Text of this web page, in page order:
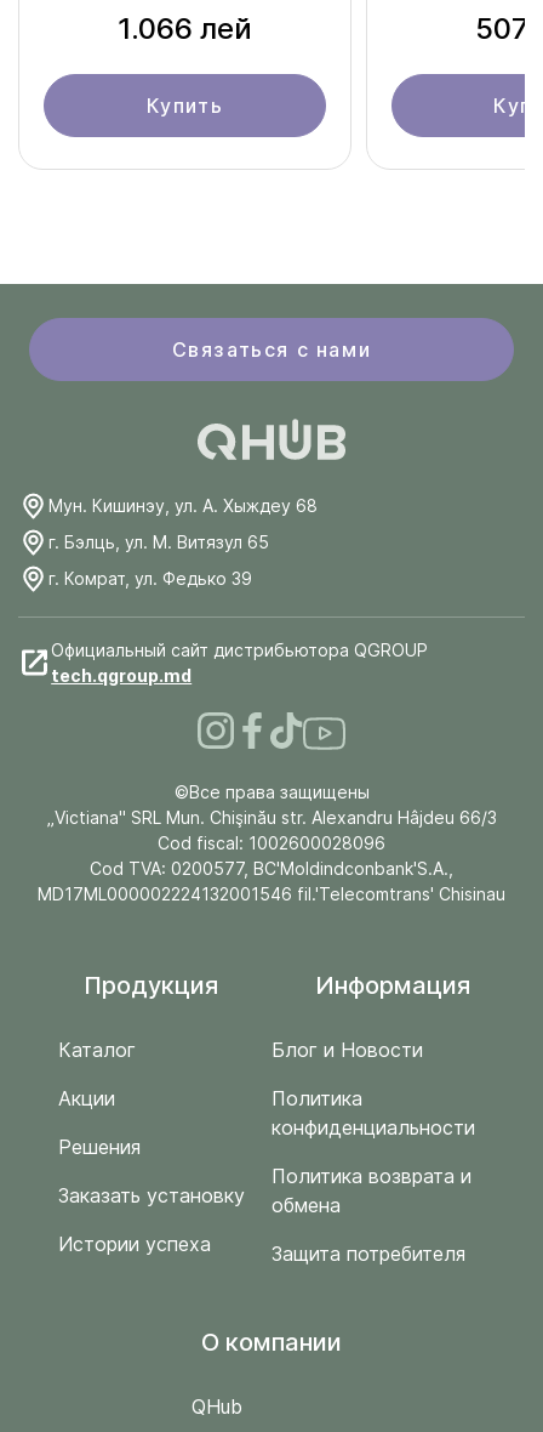
1.066 лей
Купить
507
Связаться с нами
Мун. Кишинэу, ул. А. Хыждеу 68
г. Бэлць, ул. М. Витязул 65
г. Комрат, ул. Федько 39
Официальный сайт дистрибьютора QGROUP
tech.qgroup.md
©Все права защищены
„Victiana" SRL Mun. Chişinău str. Alexandru Hâjdeu 66/3
Cod fiscal: 1002600028096
Cod TVA: 0200577, BC'Moldindconbank'S.A.,
MD17ML000002224132001546 fil.'Telecomtrans' Chisinau
Продукция
Каталог
Акции
Решения
Заказать установку
Истории успеха
Информация
Блог и Новости
Политика
конфиденциальности
Политика возврата и
обмена
Защита потребителя
O компании
QHub